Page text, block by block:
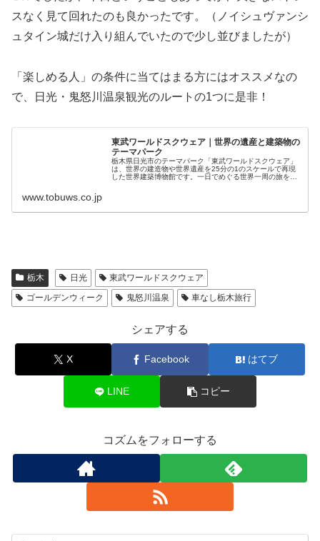
スなく見て回れたのも良かったです。（ノイシュヴァンシ
ュタイン城だけ入り組んでいたので少し並びましたが）
「楽しめる人」の条件に当てはまる方にはオススメなの
で、日光・鬼怒川温泉観光のルートの1つに是非！
東武ワールドスクウェア｜世界の遺産と建築物の
テーマパーク
栃木県日光市のテーマパーク「東武ワールドスクウェア」
は、世界の建造物や世界遺産を25分の1のスケールで再現
した世界建築博物館です。一日でめぐる世界一周の旅をお
www.tobuws.co.jp
栃木 日光
東武ワールドスクウェア
ゴールデンウィーク
鬼怒川温泉 車なし栃木旅行
シェアする
X Facebook はてブ
LINE コピー
コズムをフォローする